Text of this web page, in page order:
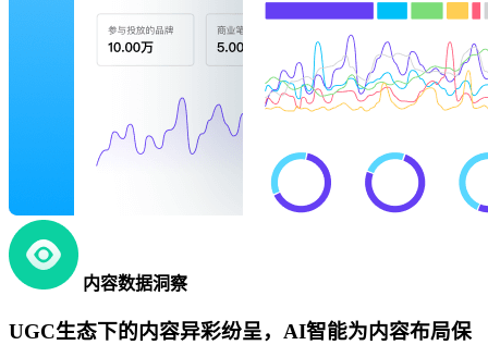
内容数据洞察
UGC生态下的内容异彩纷呈，AI智能为内容布局保